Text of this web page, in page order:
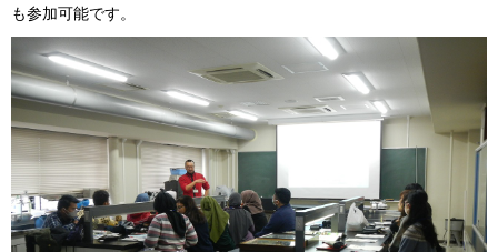
も参加可能です。